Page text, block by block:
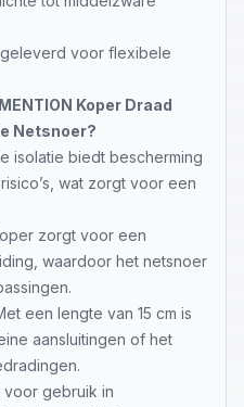
voor flexibele
Koper Draad
Netsnoer?
isolatie biedt bescherming
wat zorgt voor een
zorgt voor een
waardoor het netsnoer
een lengte van 15 cm is
aansluitingen of het
voor gebruik in